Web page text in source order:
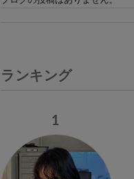
ランキング
1